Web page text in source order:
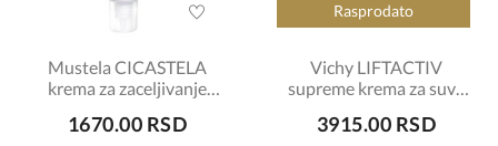
Mustela CICASTELA
krema za zaceljivanje
1670.00 RSD
Rasprodato
Vichy LIFTACTIV
supreme krema za suvu
3915.00 RSD